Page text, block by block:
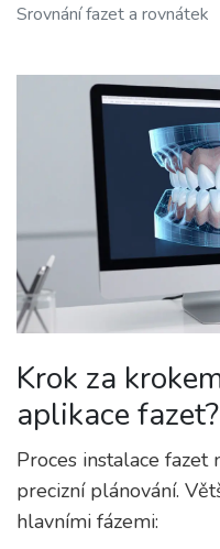
Srovnání fazet a rovnátek
Krok za
aplikace fazet?
Proces instalace fazet
precizní plánování.
hlavními fázemi: